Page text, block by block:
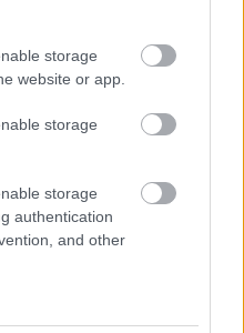
storage
website or app.
storage
storage
authentication
and other
elfogadom azadatvédelmi